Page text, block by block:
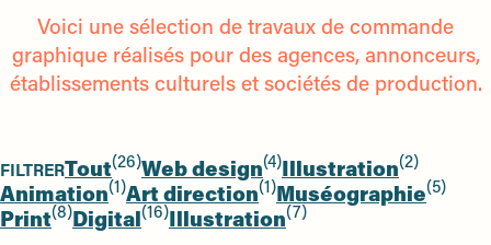
Voici une sélection de travaux de commande
graphique réalisés pour des agences, annonceurs,
établissements culturels et sociétés de production.
FILTRER Tout 26
26
items
Web design 4
4
items
Illustration 2
2
items
Animation 1
1
item
Art direction 1
1
item
Muséographie 5
5
items
Print 8
8
Digital 16
16
Illustration 7
7